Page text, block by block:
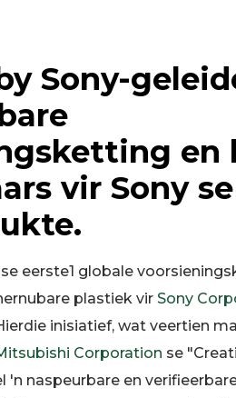
Sony-
en
vir Sony se
eerste1 globale
plastiek vir Sony
inisiatief, wat veertien
Corporation se
'n naspeurbare en